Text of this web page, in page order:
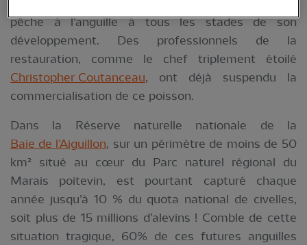
pêche à l’anguille à tous les stades de son
développement. Des professionnels de la
restauration, comme le chef triplement étoilé
Christopher Coutanceau, ont déjà suspendu la
commercialisation de ce poisson.
Dans la Réserve naturelle nationale de la
Baie de l’Aiguillon, sur un périmètre de moins de 50
km² situé au cœur du Parc naturel régional du
Marais poitevin, est pourtant capturé chaque
année jusqu’à 10 % du quota national de civelles,
soit plus de 15 millions d’alevins ! Comble de cette
situation tragique, 60% de ces futures anguilles